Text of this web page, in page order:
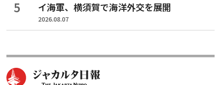
イ海軍、横須賀で海洋外交を展開
2026.08.07